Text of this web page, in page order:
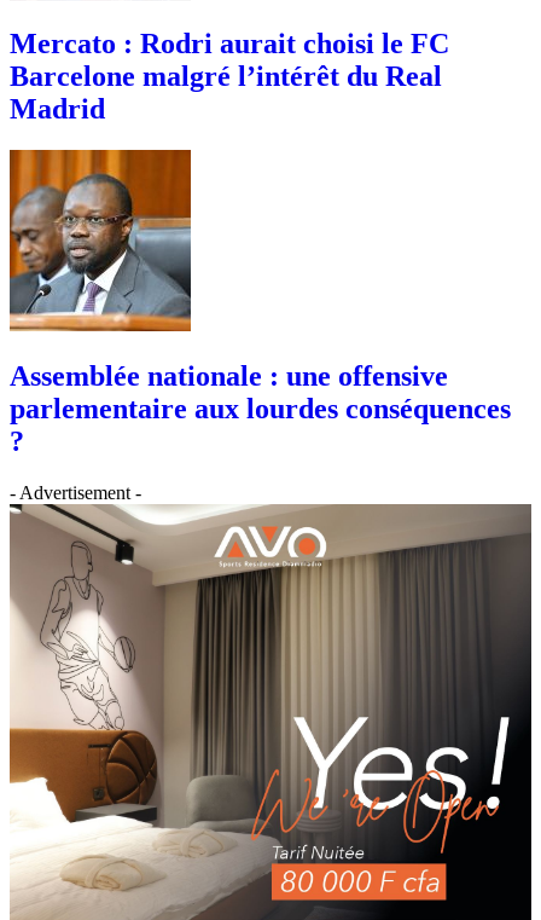
Mercato : Rodri aurait choisi le FC
Barcelone malgré l’intérêt du Real
Madrid
Assemblée nationale : une offensive
parlementaire aux lourdes conséquences
?
- Advertisement -